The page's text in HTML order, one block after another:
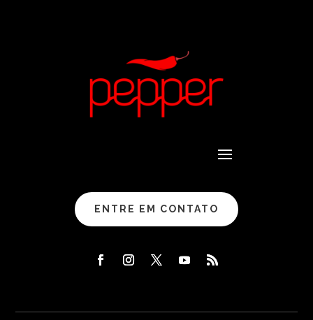
ENTRE EM CONTATO